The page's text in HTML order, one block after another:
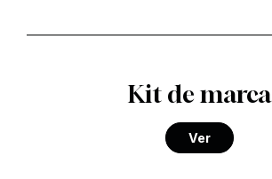
Kit de marca
Ver